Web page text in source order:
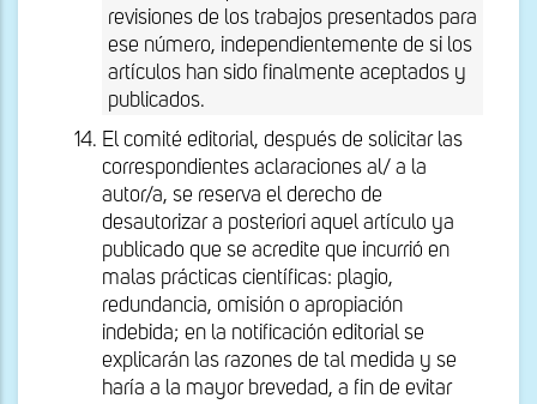
revisiones de los trabajos presentados para
ese número, independientemente de si los
artículos han sido finalmente aceptados y
publicados.
El comité editorial, después de solicitar las
correspondientes aclaraciones al/ a la
autor/a, se reserva el derecho de
desautorizar a posteriori aquel artículo ya
publicado que se acredite que incurrió en
malas prácticas científicas: plagio,
redundancia, omisión o apropiación
indebida; en la notificación editorial se
explicarán las razones de tal medida y se
haría a la mayor brevedad, a fin de evitar